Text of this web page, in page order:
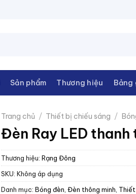
Sản phẩm Thương hiệu Bảng
Trang chủ / Thiết bị chiếu sáng /
Đèn Ray LED thanh
Thương hiệu: Rạng Đông
SKU: Không áp dụng
Danh mục: Bóng đèn Đèn thông minh